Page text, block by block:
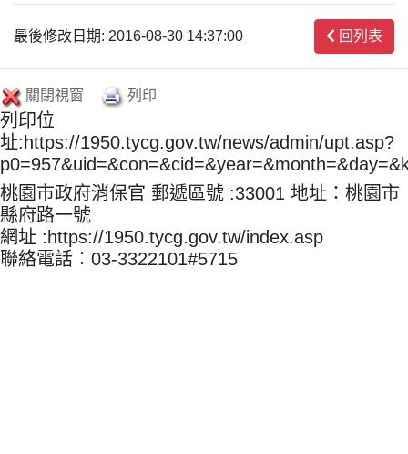
最後修改日期: 2016-08-30 14:37:00 回列表
關閉視窗 列印
列印位
址:https://1950.tycg.gov.tw/news/admin/upt.asp?
桃園市政府消保官 郵遞區號 :33001 地址：桃園市
縣府路一號
網址 :https://1950.tycg.gov.tw/index.asp
聯絡電話：03-3322101#5715